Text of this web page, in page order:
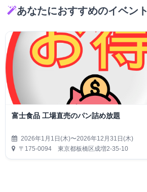
あなたにおすすめのイベント
富士食品 工場直売のパン詰め放題
2026年1月1日(木)〜2026年12月31日(木)
〒175-0094 東京都板橋区成増2-35-10